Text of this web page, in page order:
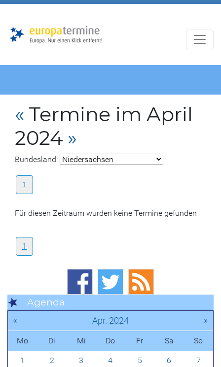
« Termine im April
2024 »
Bundesland:
1
Für diesen Zeitraum wurden keine Termine gefunden
1
Agenda
« Apr. 2024 »
Mo Di Mi Do Fr Sa So
1 2 3 4 5 6 7